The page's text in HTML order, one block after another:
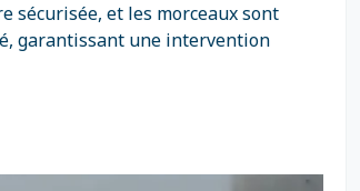
sécurisée, et les morceaux sont
garantissant une intervention